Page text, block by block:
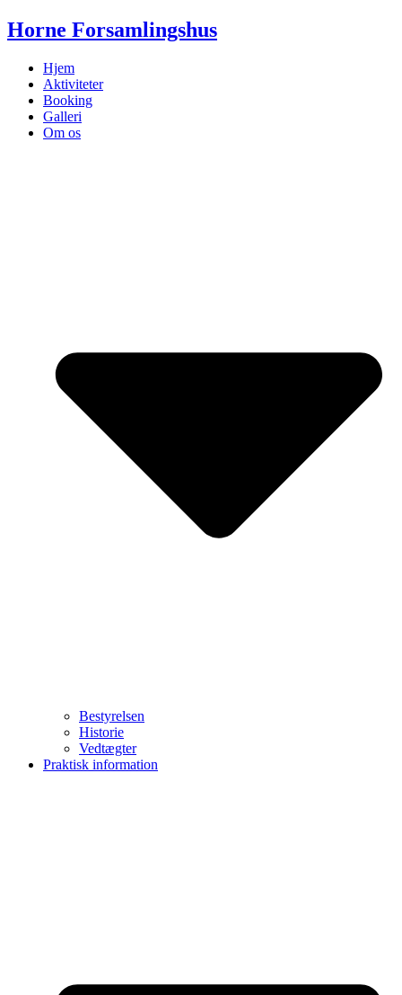
Videre
til
Horne Forsamlingshus
Hjem
Aktiviteter
Booking
Galleri
Om os
Bestyrelsen
Historie
Vedtægter
Praktisk information